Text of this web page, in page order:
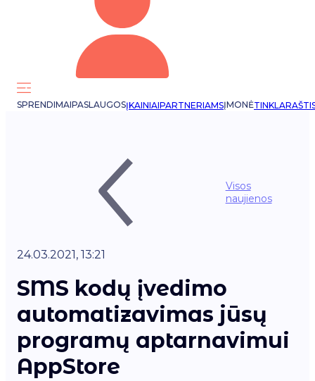
SPRENDIMAIPASLAUGOSĮKAINIAIPARTNERIAMSĮMONĖ
Visos
naujienos
24.03.2021, 13:21
SMS kodų įvedimo
automatizavimas jūsų
programų aptarnavimui
AppStore